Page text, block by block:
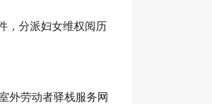
，分派妇女维权阅历
外劳动者驿栈服务网